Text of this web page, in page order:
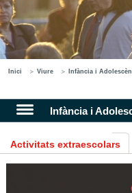
Inici Viure Infància i
Infància i
Activitats extraescolars